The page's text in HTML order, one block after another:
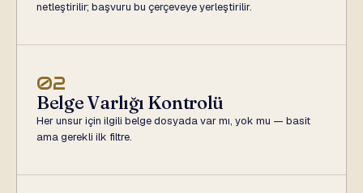
netleştirilir; başvuru bu çerçeveye yerleştirilir.
02
Belge Varlığı Kontrolü
Her unsur için ilgili belge dosyada var mı, yok mu — basit
ama gerekli ilk filtre.